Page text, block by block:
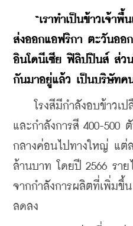
“เราทำเป็นข้าวเจ้า
ส่งออกแอฟริกา ตะวันออ
อินโดนีเซีย ฟิลิปปินส์ ส่ว
กันมาอยู่แล้ว เป็นบริษัทค
โรงสีมีกำลังอบข้าวเป
และกำลังการสี 400-500
กลางค่อนไปทางใหญ่ แต่
ล้านบาท โดยปี 2566 รา
จากกำลังการผลิตที่เพิ่มขึ้
ลดลง